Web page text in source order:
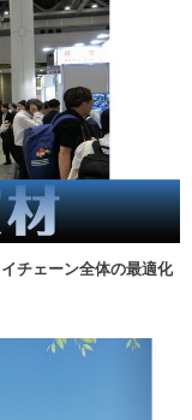
チェーン全体の最適化